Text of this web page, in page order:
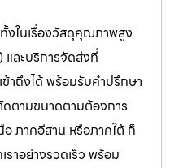
งในเรื่องวัสดุคุณภาพสูง
และบริการจัดส่งที่
าถึงได้ พร้อมรับคำปรึกษา
ดตามขนาดตามต้องการ
ภาคอีสาน หรือภาคใต้ ก็
ราอย่างรวดเร็ว พร้อม